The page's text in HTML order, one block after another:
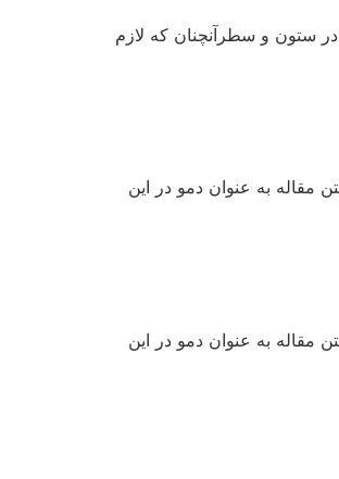
ستون و سطرآنچنان که لازم
به عنوان دمو در این
به عنوان دمو در این